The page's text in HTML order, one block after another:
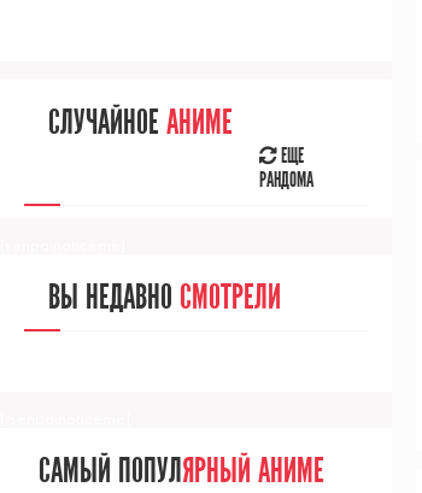
СЛУЧАЙНОЕ АНИМЕ
ЕЩЕ
РАНДОМА
ВЫ НЕДАВНО СМОТРЕЛИ
САМЫЙ ПОПУЛЯРНЫЙ АНИМЕ